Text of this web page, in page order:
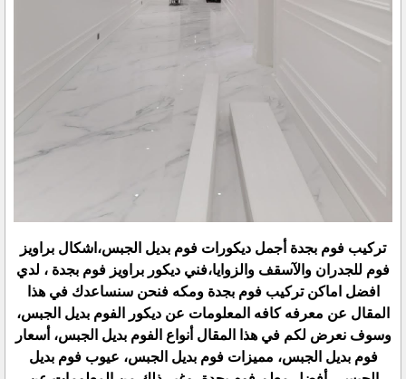
تركيب فوم بجدة أجمل ديكورات فوم بديل الجبس،اشكال براويز
فوم للجدران والآسقف والزوايا،فني ديكور براويز فوم بجدة ، لدي
افضل اماكن تركيب فوم بجدة ومكه فنحن سنساعدك في هذا
المقال عن معرفه كافه المعلومات عن ديكور الفوم بديل الجبس،
وسوف نعرض لكم في هذا المقال أنواع الفوم بديل الجبس، أسعار
فوم بديل الجبس، مميزات فوم بديل الجبس، عيوب فوم بديل